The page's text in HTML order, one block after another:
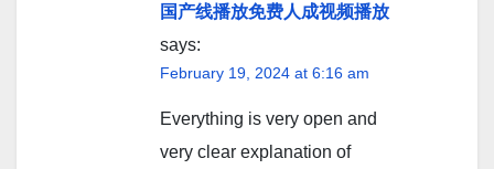
国产线播放免费人成视频播放
says:
February 19, 2024 at 6:16 am
Everything is very open and
very clear explanation of